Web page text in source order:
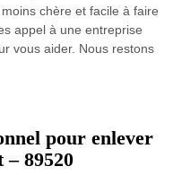
chère et facile à faire
appel à une entreprise
vous aider. Nous restons
pour enlever
– 89520